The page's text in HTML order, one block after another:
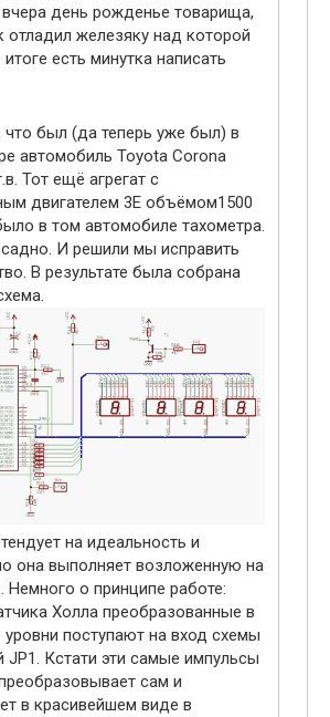
день рожденье товарища,
отладил железяку над которой
есть минутка написать
что был (да теперь уже был) в
автомобиль Toyota Corona
Тот ещё агрегат с
двигателем 3E объёмом1500
в том автомобиле тахометра.
И решили мы исправить
В результате была собрана
на идеальность и
она выполняет возложенную на
Немного о принципе работе:
Холла преобразованные в
уровни поступают на вход схемы
JP1. Кстати эти самые импульсы
сам и
в красивейшем виде в